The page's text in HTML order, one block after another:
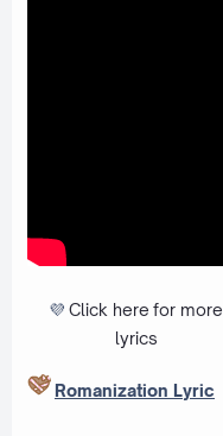
💜 Click here for more
lyrics
Romanization Lyric